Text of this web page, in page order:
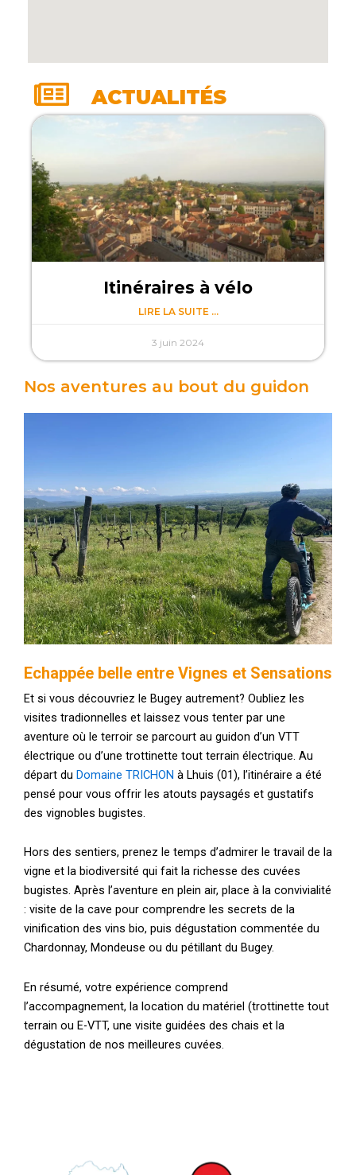
ACTUALITÉS
Itinéraires à vélo
LIRE LA SUITE ...
3 juin 2024
Nos aventures au bout du guidon
Echappée belle entre Vignes et Sensations
Et si vous découvriez le Bugey autrement? Oubliez les
visites tradionnelles et laissez vous tenter par une
aventure où le terroir se parcourt au guidon d’un VTT
électrique ou d’une trottinette tout terrain électrique. Au
départ du Domaine TRICHON à Lhuis (01), l’itinéraire a été
pensé pour vous offrir les atouts paysagés et gustatifs
des vignobles bugistes.
Hors des sentiers, prenez le temps d’admirer le travail de la
vigne et la biodiversité qui fait la richesse des cuvées
bugistes. Après l’aventure en plein air, place à la convivialité
: visite de la cave pour comprendre les secrets de la
vinification des vins bio, puis dégustation commentée du
Chardonnay, Mondeuse ou du pétillant du Bugey.
En résumé, votre expérience comprend
l’accompagnement, la location du matériel (trottinette tout
terrain ou E-VTT, une visite guidées des chais et la
dégustation de nos meilleures cuvées.